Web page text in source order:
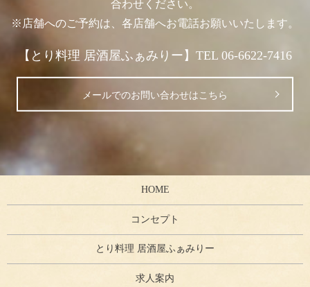
合わせください。
※店舗へのご予約は、各店舗へお電話お願いいたします。
【とり料理 居酒屋ふぁみりー】TEL 06-6622-7416
メールでのお問い合わせはこちら
HOME
コンセプト
とり料理 居酒屋ふぁみりー
求人案内